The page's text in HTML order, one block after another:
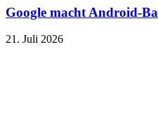
Google macht Android-
21. Juli 2026